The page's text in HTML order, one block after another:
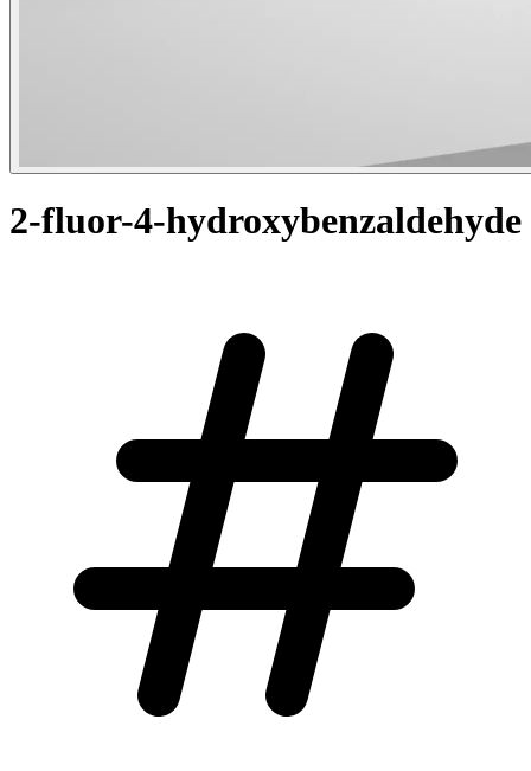
2-fluor-4-hydroxybenzaldehyde